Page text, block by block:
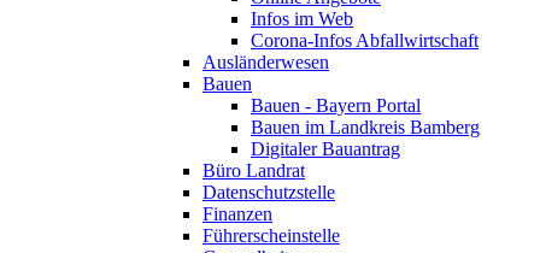
Infos im Web
Corona-Infos Abfallwirtschaft
Ausländerwesen
Bauen
Bauen - Bayern Portal
Bauen im Landkreis Bamberg
Digitaler Bauantrag
Büro Landrat
Datenschutzstelle
Finanzen
Führerscheinstelle